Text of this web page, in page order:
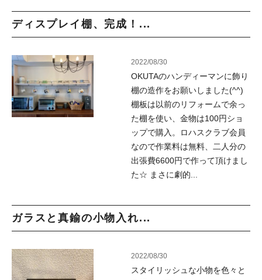
ディスプレイ棚、完成！...
2022/08/30
OKUTAのハンディーマンに飾り
棚の造作をお願いしました(^^)
棚板は以前のリフォームで余っ
た棚を使い、金物は100円ショ
ップで購入。ロハスクラブ会員
なので作業料は無料、二人分の
出張費6600円で作って頂けまし
た☆ まさに劇的...
ガラスと真鍮の小物入れ...
2022/08/30
スタイリッシュな小物を色々と